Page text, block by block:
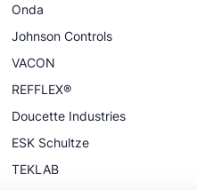
Onda
Johnson Controls
VACON
REFFLEX®
Doucette Industries
ESK Schultze
TEKLAB